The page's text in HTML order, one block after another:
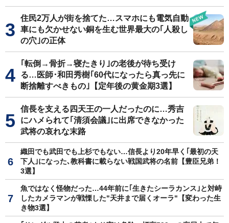
住民2万人が街を捨てた…スマホにも電気自動
車にも欠かせない銅を生む世界最大の｢人殺し
の穴｣の正体
｢転倒→骨折→寝たきり｣の老後が待ち受け
る…医師･和田秀樹｢60代になったら真っ先に
断捨離すべきもの｣【定年後の黄金期3選】
信長を支える四天王の一人だったのに…秀吉
にハメられて｢清須会議｣に出席できなかった
武将の哀れな末路
織田でも武田でも上杉でもない…信長より20年早く｢最初の天
下人｣になった､教科書に載らない戦国武将の名前【豊臣兄弟！
3選】
魚ではなく怪物だった…44年前に｢生きたシーラカンス｣と対峙
したカメラマンが戦慄した"天井まで届くオーラ"【変わった生
き物3選】